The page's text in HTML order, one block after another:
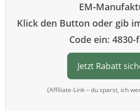
Klick den Button oder gib
Code ein: 4830-
Jetzt Rabatt
(Affiliate-Link – du sparst, ich